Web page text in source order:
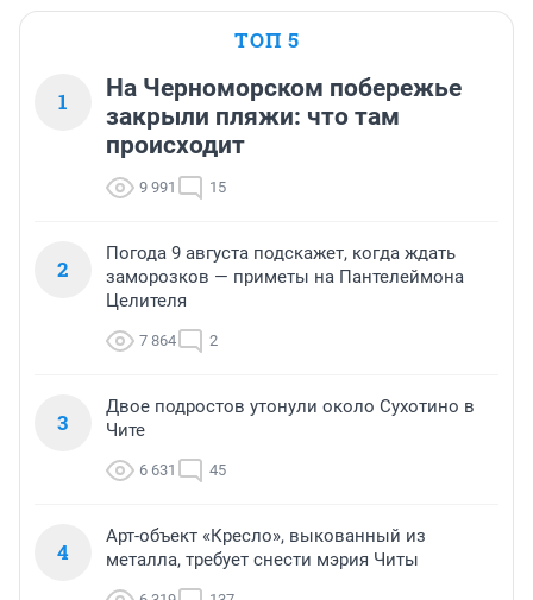
ТОП 5
1
На Черноморском побережье
закрыли пляжи: что там
происходит
9 991 15
2
Погода 9 августа подскажет, когда ждать
заморозков — приметы на Пантелеймона
Целителя
7 864 2
3
Двое подростов утонули около Сухотино в
Чите
6 631 45
4
Арт-объект «Кресло», выкованный из
металла, требует снести мэрия Читы